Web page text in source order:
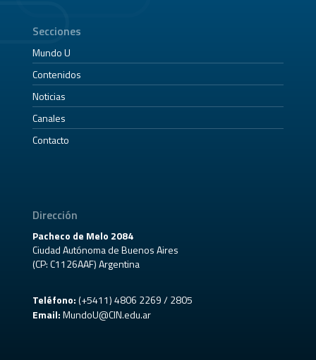
Secciones
Mundo U
Contenidos
Noticias
Canales
Contacto
Dirección
Pacheco de Melo 2084
Ciudad Autónoma de Buenos Aires
(CP: C1126AAF) Argentina
Teléfono:(+5411) 4806 2269 / 2805
Email: MundoU@CIN.edu.ar